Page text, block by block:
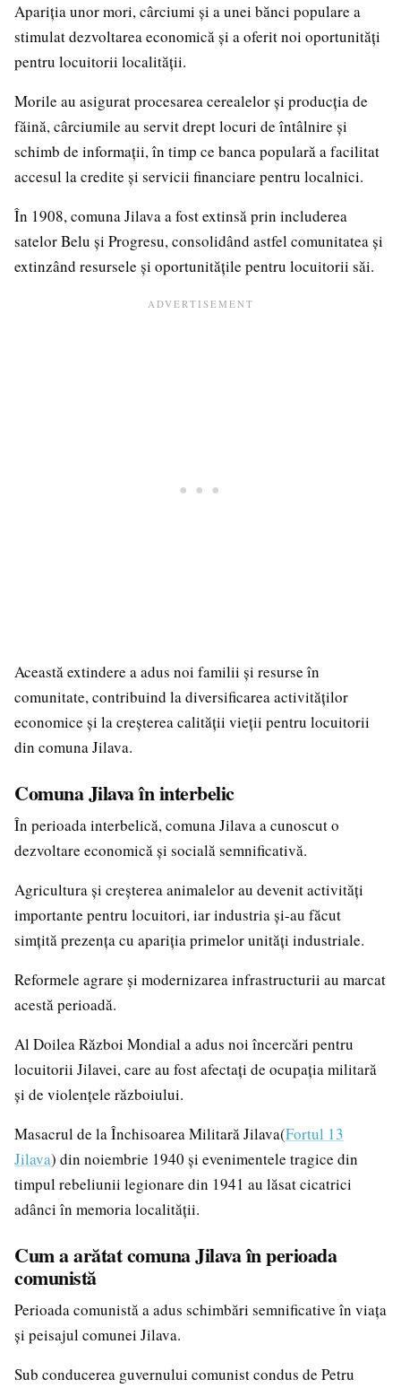
Apariția unor mori, cârciumi și a unei bănci populare a
stimulat dezvoltarea economică și a oferit noi oportunități
pentru locuitorii localității.
Morile au asigurat procesarea cerealelor și producția de
făină, cârciumile au servit drept locuri de întâlnire și
schimb de informații, în timp ce banca populară a facilitat
accesul la credite și servicii financiare pentru localnici.
În 1908, comuna Jilava a fost extinsă prin includerea
satelor Belu și Progresu, consolidând astfel comunitatea și
extinzând resursele și oportunitățile pentru locuitorii săi.
Această extindere a adus noi familii și resurse în
comunitate, contribuind la diversificarea activităților
economice și la creșterea calității vieții pentru locuitorii
din comuna Jilava.
Comuna Jilava în interbelic
În perioada interbelică, comuna Jilava a cunoscut o
dezvoltare economică și socială semnificativă.
Agricultura și creșterea animalelor au devenit activități
importante pentru locuitori, iar industria și-au făcut
simțită prezența cu apariția primelor unități industriale.
Reformele agrare și modernizarea infrastructurii au marcat
acestă perioadă.
Al Doilea Război Mondial a adus noi încercări pentru
locuitorii Jilavei, care au fost afectați de ocupația militară
și de violențele războiului.
Masacrul de la Închisoarea Militară Jilava(Fortul 13
Jilava) din noiembrie 1940 și evenimentele tragice din
timpul rebeliunii legionare din 1941 au lăsat cicatrici
adânci în memoria localității.
Cum a arătat comuna Jilava în perioada
comunistă
Perioada comunistă a adus schimbări semnificative în viața
și peisajul comunei Jilava.
Sub conducerea guvernului comunist condus de Petru